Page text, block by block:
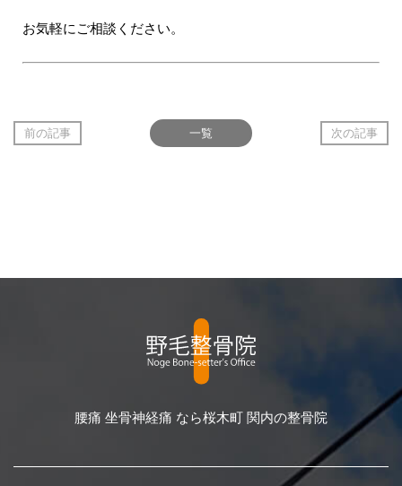
お気軽にご相談ください。
前の記事 一覧 次の記事
腰痛 坐骨神経痛 なら桜木町 関内の整骨院